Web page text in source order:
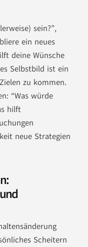
sein?”,
ein neues
deine Wünsche
Selbstbild ist ein
zu kommen.
“Was würde
hilft
neue Strategien
Scheitern